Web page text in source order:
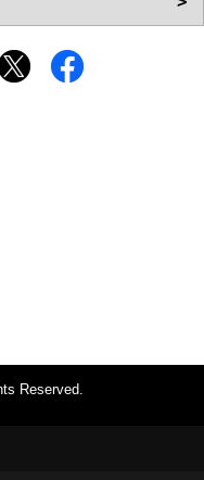
Reserved.